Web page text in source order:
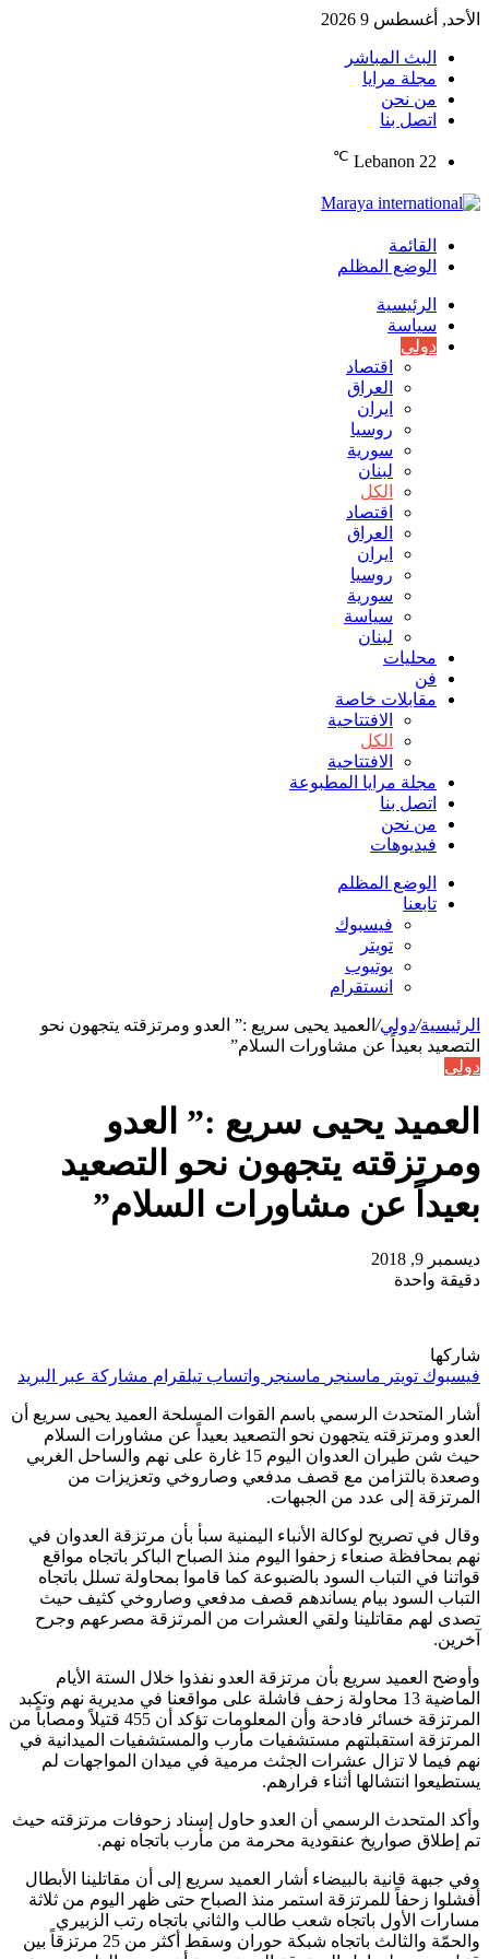
الأحد, أغسطس 9 2026
البث المباشر
مجلة مرايا
من نحن
اتصل بنا
Lebanon 22
℃
القائمة
الوضع المظلم
الرئيسية
سياسة
دولي
اقتصاد
العراق
ايران
روسيا
سورية
لبنان
الكل
اقتصاد
العراق
ايران
روسيا
سورية
سياسة
لبنان
محليات
فن
مقابلات خاصة
الافتتاحیة
الكل
الافتتاحیة
مجلة مرايا المطبوعة
اتصل بنا
من نحن
فيديوهات
الوضع المظلم
تابعنا
فيسبوك
تويتر
يوتيوب
انستقرام
الرئيسية/دولي/ العميد يحيى سريع :” العدو ومرتزقته يتجهون نحو
التصعيد بعيداً عن مشاورات السلام”
دولي
العميد يحيى سريع :” العدو
ومرتزقته يتجهون نحو التصعيد
بعيداً عن مشاورات السلام”
ديسمبر 9, 2018
دقيقة واحدة
شاركها
فيسبوك تويتر ماسنجر ماسنجر واتساب تيلقرام مشاركة عبر البريد
أشار المتحدث الرسمي باسم القوات المسلحة العميد يحيى سريع أن
العدو ومرتزقته يتجهون نحو التصعيد بعيداً عن مشاورات السلام
حيث شن طيران العدوان اليوم 15 غارة على نهم والساحل الغربي
وصعدة بالتزامن مع قصف مدفعي وصاروخي وتعزيزات من
المرتزقة إلى عدد من الجبهات.
وقال في تصريح لوكالة الأنباء اليمنية سبأ بأن مرتزقة العدوان في
نهم بمحافظة صنعاء زحفوا اليوم منذ الصباح الباكر باتجاه مواقع
قواتنا في التباب السود بالضبوعة كما قاموا بمحاولة تسلل باتجاه
التباب السود بيام يساندهم قصف مدفعي وصاروخي كثيف حيث
تصدى لهم مقاتلينا ولقي العشرات من المرتزقة مصرعهم وجرح
آخرين.
وأوضح العميد سريع بأن مرتزقة العدو نفذوا خلال الستة الأيام
الماضية 13 محاولة زحف فاشلة على مواقعنا في مديرية نهم وتكبد
المرتزقة خسائر فادحة وأن المعلومات تؤكد أن 455 قتيلاً ومصاباً من
المرتزقة استقبلتهم مستشفيات مأرب والمستشفيات الميدانية في
نهم فيما لا تزال عشرات الجثث مرمية في ميدان المواجهات لم
يستطيعوا انتشالها أثناء فرارهم.
وأكد المتحدث الرسمي أن العدو حاول إسناد زحوفات مرتزقته حيث
تم إطلاق صواريخ عنقودية محرمة من مأرب باتجاه نهم.
وفي جبهة قانية بالبيضاء أشار العميد سريع إلى أن مقاتلينا الأبطال
أفشلوا زحفاً للمرتزقة استمر منذ الصباح حتى ظهر اليوم من ثلاثة
مسارات الأول باتجاه شعب طالب والثاني باتجاه رتب الزبيري
والحمّة والثالث باتجاه شبكة حوران وسقط أكثر من 25 مرتزقاً بين